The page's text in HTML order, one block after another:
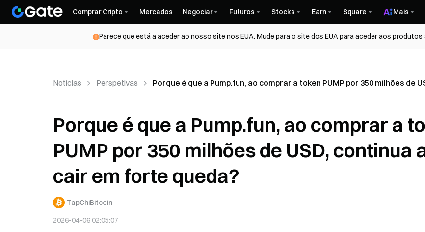
Comprar Cripto Mercados Negociar Futuros Stocks Earn Square Mais
Parece que está a aceder ao nosso site nos EUA. Mude para o site dos EUA para aceder aos
Notícias Perspetivas Porque é que a Pump.fun, ao comprar a token PUMP por 350 milhões de
Porque é que a Pump.fun, ao comprar a
PUMP por 350 milhões de USD, continua
cair em forte queda?
TapChiBitcoin
2026-04-06 02:05:07